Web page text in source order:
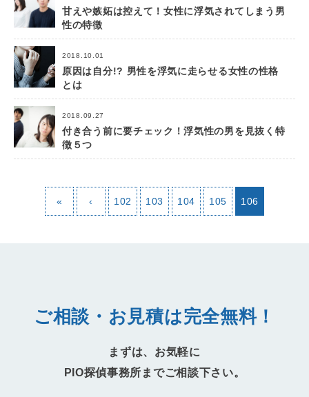
甘えや嫉妬は控えて！女性に浮気されてしまう男
性の特徴
2018.10.01
原因は自分!? 男性を浮気に走らせる女性の性格
とは
2018.09.27
付き合う前に要チェック！浮気性の男を見抜く特
徴５つ
« ‹ 102 103 104 105 106
ご相談・お見積は完全無料！
まずは、お気軽に
PIO探偵事務所までご相談下さい。